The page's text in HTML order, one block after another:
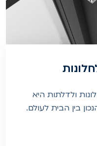
ולדלתות היא
בין הבית לעולם.